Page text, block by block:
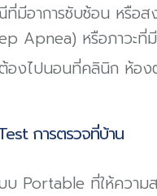
ที่มีอาการซับซ้อน หรือ
Apnea) หรือภาวะที่
งไปนอนที่คลินิก ห้อง
การตรวจที่บ้าน
บ Portable ที่ให้ความ